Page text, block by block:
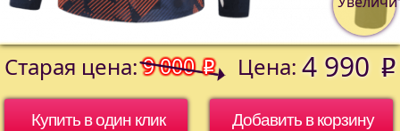
Старая цена: 9 000o Цена: 4 990 o
Купить в один клик